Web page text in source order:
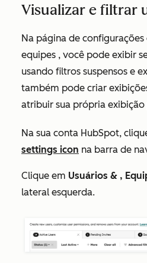
Visualizar e filtrar
Na página de configurações
equipes , você pode exibir
usando filtros suspensos e
também pode criar
atribuir sua própria
Na sua conta HubSpot,
settings icon na barra de
Clique em Usuários & ,
lateral esquerda.